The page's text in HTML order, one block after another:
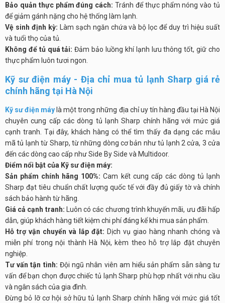
Bảo quản thực phẩm đúng cách: Tránh để thực phẩm nóng vào tủ
để giảm gánh nặng cho hệ thống làm lạnh.
Vệ sinh định kỳ: Làm sạch ngăn chứa và bộ lọc để duy trì hiệu suất
và tuổi thọ của tủ.
Không để tủ quá tải: Đảm bảo luồng khí lạnh lưu thông tốt, giữ cho
thực phẩm luôn tươi ngon.
Kỹ sư điện máy - Địa chỉ mua tủ lạnh Sharp giá rẻ
chính hãng tại Hà Nội
Kỹ sư điện máy là một trong những địa chỉ uy tín hàng đầu tại Hà Nội
chuyên cung cấp các dòng tủ lạnh Sharp chính hãng với mức giá
cạnh tranh. Tại đây, khách hàng có thể tìm thấy đa dạng các mẫu
mã tủ lạnh từ Sharp, từ những dòng cơ bản như tủ lạnh 2 cửa, 3 cửa
đến các dòng cao cấp như Side By Side và Multidoor.
Điểm nổi bật của Kỹ sư điện máy:
Sản phẩm chính hãng 100%: Cam kết cung cấp các dòng tủ lạnh
Sharp đạt tiêu chuẩn chất lượng quốc tế với đầy đủ giấy tờ và chính
sách bảo hành từ hãng.
Giá cả cạnh tranh: Luôn có các chương trình khuyến mãi, ưu đãi hấp
dẫn, giúp khách hàng tiết kiệm chi phí đáng kể khi mua sản phẩm.
Hỗ trợ vận chuyển và lắp đặt: Dịch vụ giao hàng nhanh chóng và
miễn phí trong nội thành Hà Nội, kèm theo hỗ trợ lắp đặt chuyên
nghiệp.
Tư vấn tận tình: Đội ngũ nhân viên am hiểu sản phẩm sẵn sàng tư
vấn để bạn chọn được chiếc tủ lạnh Sharp phù hợp nhất với nhu cầu
và ngân sách của gia đình.
Đừng bỏ lỡ cơ hội sở hữu tủ lạnh Sharp chính hãng với mức giá tốt